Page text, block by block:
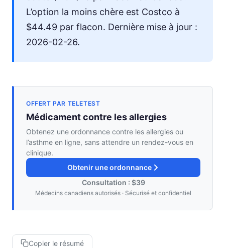
L’option la moins chère est Costco à
$44.49 par flacon. Dernière mise à jour :
2026-02-26.
OFFERT PAR TELETEST
Médicament contre les allergies
Obtenez une ordonnance contre les allergies ou
l’asthme en ligne, sans attendre un rendez-vous en
clinique.
Obtenir une ordonnance
Consultation : $39
Médecins canadiens autorisés · Sécurisé et confidentiel
Copier le résumé